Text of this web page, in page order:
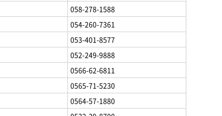
058-278-1588
054-260-7361
053-401-8577
052-249-9888
0566-62-6811
0565-71-5230
0564-57-1880